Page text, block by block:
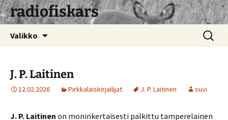
radiofiskars
Valikko Haku:
J. P. Laitinen
12.02.2026 Pirkkalaiskirjailijat J. P. Laitinen suvi
J. P. Laitinen on moninkertaisesti palkittu tamperelainen